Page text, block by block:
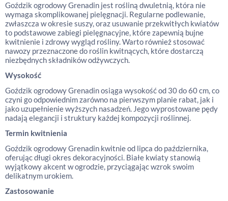
Goździk ogrodowy Grenadin jest rośliną dwuletnią, która nie
wymaga skomplikowanej pielęgnacji. Regularne podlewanie,
zwłaszcza w okresie suszy, oraz usuwanie przekwitłych kwiatów
to podstawowe zabiegi pielęgnacyjne, które zapewnią bujne
kwitnienie i zdrowy wygląd rośliny. Warto również stosować
nawozy przeznaczone do roślin kwitnących, które dostarczą
niezbędnych składników odżywczych.
Wysokość
Goździk ogrodowy Grenadin osiąga wysokość od 30 do 60 cm, co
czyni go odpowiednim zarówno na pierwszym planie rabat, jak i
jako uzupełnienie wyższych nasadzeń. Jego wyprostowane pędy
nadają elegancji i struktury każdej kompozycji roślinnej.
Termin kwitnienia
Goździk ogrodowy Grenadin kwitnie od lipca do października,
oferując długi okres dekoracyjności. Białe kwiaty stanowią
wyjątkowy akcent w ogrodzie, przyciągając wzrok swoim
delikatnym urokiem.
Zastosowanie